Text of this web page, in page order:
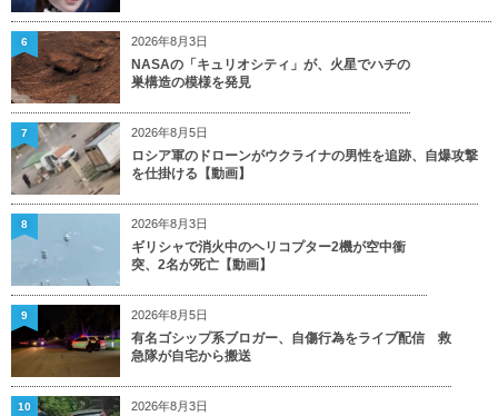
2026年8月3日
NASAの「キュリオシティ」が、火星でハチの
巣構造の模様を発見
6
2026年8月5日
ロシア軍のドローンがウクライナの男性を追跡、自爆攻撃
を仕掛ける【動画】
7
2026年8月3日
ギリシャで消火中のヘリコプター2機が空中衝
突、2名が死亡【動画】
8
2026年8月5日
有名ゴシップ系ブロガー、自傷行為をライブ配信 救
急隊が自宅から搬送
9
2026年8月3日
10